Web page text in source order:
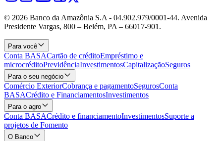
© 2026 Banco da Amazônia S.A - 04.902.979/0001‐44. Avenida
Presidente Vargas, 800 – Belém, PA – 66017-901.
Para você
Conta BASACartão de créditoEmpréstimo e
microcréditoPrevidênciaInvestimentosCapitalizaçãoSeguros
Para o seu negócio
Comércio ExteriorCobrança e pagamentoSegurosConta
BASACrédito e FinanciamentosInvestimentos
Para o agro
Conta BASACrédito e financiamentoInvestimentosSuporte a
projetos de Fomento
O Banco